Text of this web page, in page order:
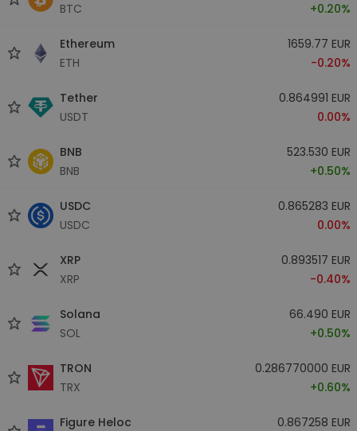
BTC
+0.20%
Ethereum
ETH
1659.77 EUR
-0.20%
Tether
USDT
0.864991 EUR
0.00%
BNB
BNB
523.530 EUR
+0.50%
USDC
USDC
0.865283 EUR
0.00%
XRP
XRP
0.893517 EUR
-0.40%
Solana
SOL
66.490 EUR
+0.50%
TRON
TRX
0.286770000 EUR
+0.60%
Figure Heloc
0.867258 EUR